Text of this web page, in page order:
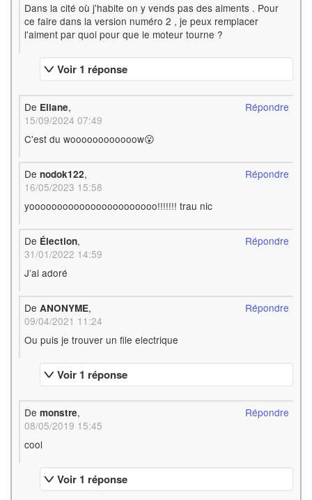
Dans la cité où j'habite on y vends pas des aiments . Pour
ce faire dans la version numéro 2 , je peux remplacer
l'aiment par quoi pour que le moteur tourne ?
Voir 1 réponse
Répondre
De Eliane,
15/09/2024 07:49
C'est du woooooooooooow😮
Répondre
De nodok122,
16/05/2023 15:58
yooooooooooooooooooooooo!!!!!!! trau nic
Répondre
De Élection,
31/01/2022 14:59
J’ai adoré
Répondre
De ANONYME,
09/04/2021 11:24
Ou puis je trouver un file electrique
Voir 1 réponse
Répondre
De monstre,
08/05/2019 15:45
cool
Voir 1 réponse